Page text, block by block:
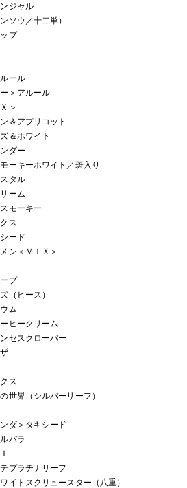
ジャル
ソウ／十二単）
プ
ール
＞アルール
＞
＆アプリコット
＆ホワイト
ダー
ーキーホワイト／斑入り
タル
ーム
モーキー
ス
ード
ン＜ＭＩＸ＞
プ
（ヒース）
ム
ヒークリーム
セスクローバー
ス
世界（シルバーリーフ）
ダ＞タキシード
バラ
プラチナリーフ
イトスクリュースター（八重）